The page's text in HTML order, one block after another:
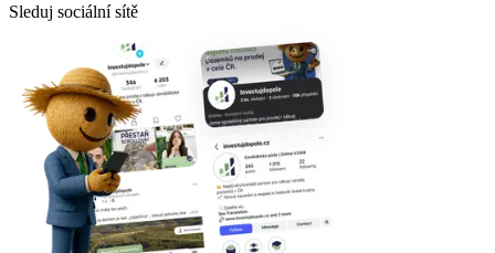
Sleduj sociální sítě